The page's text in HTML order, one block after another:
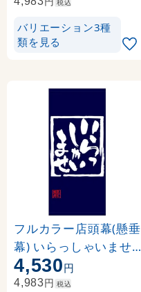
バリエーション3種
類を見る
フルカラー店頭幕(懸垂
幕) いらっしゃいませ(
紺地) 素材:ポンジ (694
86)
4,530円
4,983円 税込